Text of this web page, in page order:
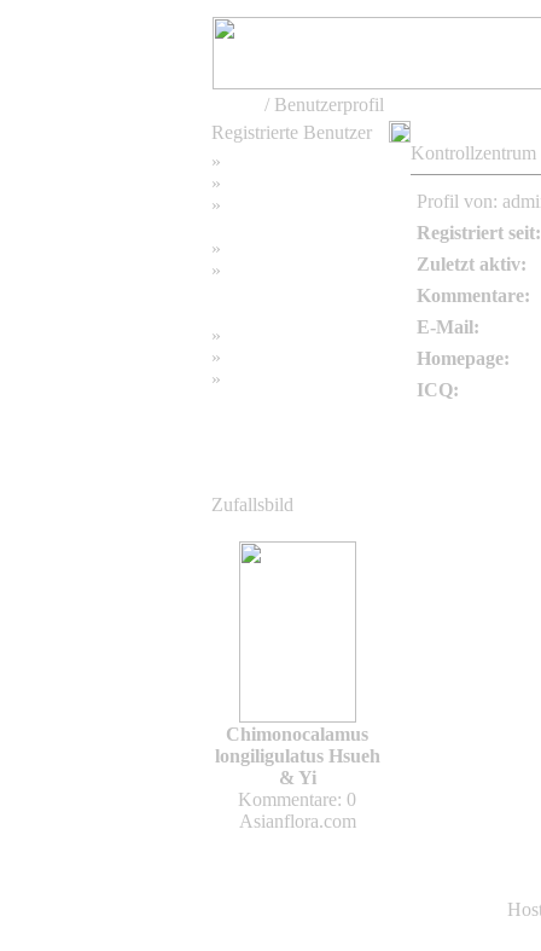
/ Benutzerprofil
Registrierte Benutzer
»
»
»
»
»
»
»
»
Zufallsbild
Chimonocalamus
longiligulatus Hsueh
& Yi
Kommentare: 0
Asianflora.com
Kontrollzentrum
Profil von:
Registriert seit:
Zuletzt aktiv:
Kommentare:
E-Mail:
Homepage:
ICQ: